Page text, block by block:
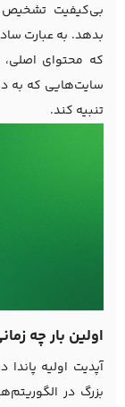
بی‌کیفیت تشخیص
بدهد. به عبارت
که محتوای
سایت‌هایی که به
تنبیه کند.
اولین بار چه
بزرگ در